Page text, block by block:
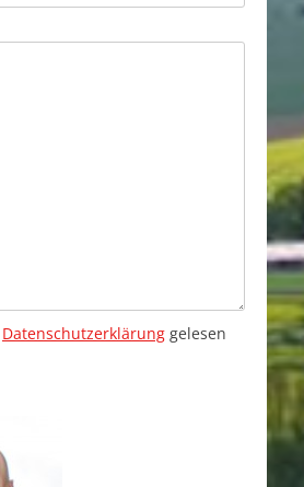
Datenschutzerklärung gelesen